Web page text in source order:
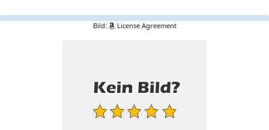
Bild: License Agreement